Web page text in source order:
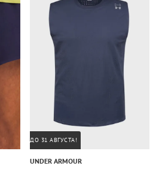
ДО 31 АВГУСТА!
UNDER ARMOUR